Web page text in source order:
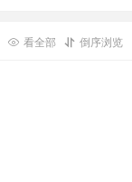
 倒序浏览
 看全部